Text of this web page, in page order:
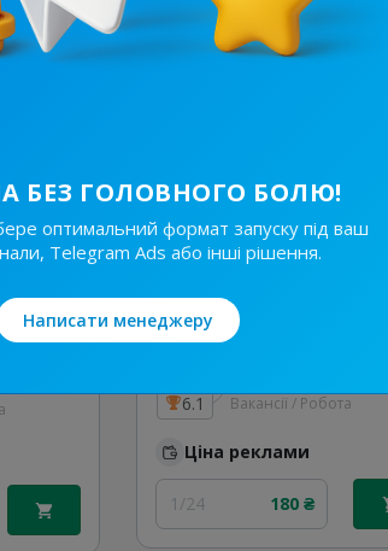
Ціна реклами
50 ₴
6.1 Вакансії / Робота
Ціна реклами
1/24 180 ₴
БЕЗ ГОЛОВНОГО БОЛЮ!
оптимальний формат запуску під ваш
Telegram Ads або інші рішення.
Написати менеджеру